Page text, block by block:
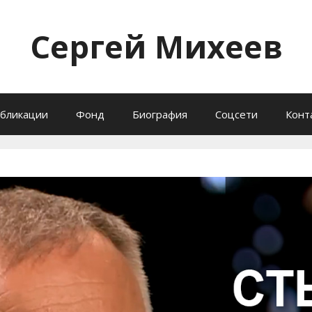
Сергей Михеев
Фонд Биография Соцсети